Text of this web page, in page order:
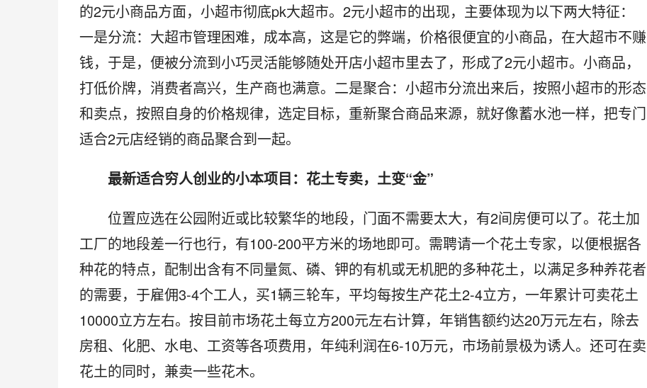
的2元小商品方面，小超市彻底pk大超市。2元小超市的出现，主要体现为以下两大特征：
一是分流：大超市管理困难，成本高，这是它的弊端，价格很便宜的小商品，在大超市不赚
钱，于是，便被分流到小巧灵活能够随处开店小超市里去了，形成了2元小超市。小商品，
打低价牌，消费者高兴，生产商也满意。二是聚合：小超市分流出来后，按照小超市的形态
和卖点，按照自身的价格规律，选定目标，重新聚合商品来源，就好像蓄水池一样，把专门
适合2元店经销的商品聚合到一起。
最新适合穷人创业的小本项目：花土专卖，土变“金”
位置应选在公园附近或比较繁华的地段，门面不需要太大，有2间房便可以了。花土加
工厂的地段差一行也行，有100-200平方米的场地即可。需聘请一个花土专家，以便根据各
种花的特点，配制出含有不同量氮、磷、钾的有机或无机肥的多种花土，以满足多种养花者
的需要，于雇佣3-4个工人，买1辆三轮车，平均每按生产花土2-4立方，一年累计可卖花土
10000立方左右。按目前市场花土每立方200元左右计算，年销售额约达20万元左右，除去
房租、化肥、水电、工资等各项费用，年纯利润在6-10万元，市场前景极为诱人。还可在卖
花土的同时，兼卖一些花木。